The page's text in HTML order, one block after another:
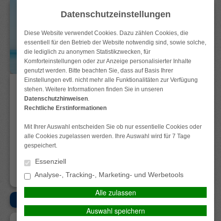
Datenschutz
HOME
GEWERBE-VERSICHERUNGEN
MENÜ
Datenschutzeinstellungen
Diese Website verwendet Cookies. Dazu zählen Cookies, die
essentiell für den Betrieb der Website notwendig sind, sowie solche,
die lediglich zu anonymen Statistikzwecken, für
Komforteinstellungen oder zur Anzeige personalisierter Inhalte
genutzt werden. Bitte beachten Sie, dass auf Basis Ihrer
Einstellungen evtl. nicht mehr alle Funktionalitäten zur Verfügung
stehen. Weitere Informationen finden Sie in unseren
Datenschutzhinweisen.
Rechtliche Erstinformationen
Mit Ihrer Auswahl entscheiden Sie ob nur essentielle Cookies oder
alle Cookies zugelassen werden. Ihre Auswahl wird für 7 Tage
gespeichert.
Essenziell
Analyse-, Tracking-, Marketing- und Werbetools
Alle zulassen
Auswahl speichern